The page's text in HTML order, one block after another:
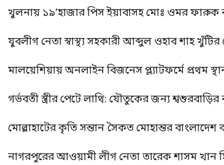
খুলনায় ১৯’হাজার পিস ইয়াবাসহ মোঃ ওমর
যুবলীগ নেতা স্বাস্থ্য সহকারী আব্দুল ওহাব শাহ
মালয়েশিয়ায় অনলাইন বিজনেস প্ল্যাটফর্মে প্রথম
গর্ভবতী স্ত্রীর পেটে লাথি: যৌতুকের জন্য শ্বশুরবাড়ির
মোল্লাহাটের কৃতি সন্তান সৈকত মোহান্তর
নাগরপুরের আওয়ামী লীগ নেতা তারেক শাসম খান